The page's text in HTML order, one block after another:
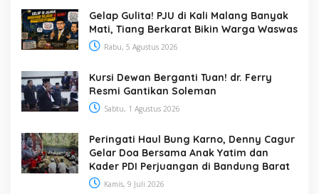
Gelap Gulita! PJU di Kali Malang Banyak
Mati, Tiang Berkarat Bikin Warga Waswas
Rabu, 5 Agustus 2026
Kursi Dewan Berganti Tuan! dr. Ferry
Resmi Gantikan Soleman
Sabtu, 1 Agustus 2026
Peringati Haul Bung Karno, Denny Cagur
Gelar Doa Bersama Anak Yatim dan
Kader PDI Perjuangan di Bandung Barat
Kamis, 9 Juli 2026